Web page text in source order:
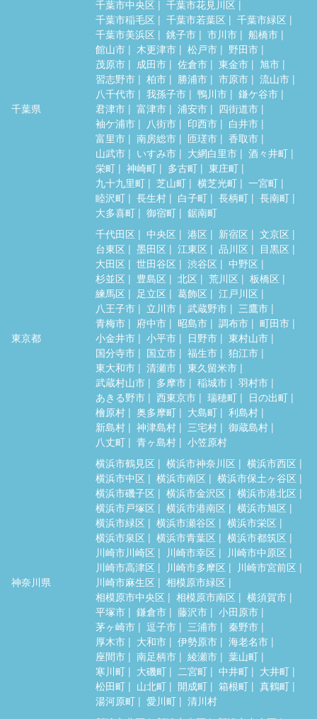
千葉県
千葉市中央区
千葉市花見川区
千葉市稲毛区
千葉市若葉区
千葉市緑区
千葉市美浜区
銚子市 市川市
船橋市
館山市
木更津市 松戸市
野田市
茂原市
成田市 佐倉市 東金市
旭市
習志野市
柏市 勝浦市 市原市
流山市
八千代市
我孫子市 鴨川市
鎌ケ谷市
君津市
富津市 浦安市
四街道市
袖ケ浦市
八街市 印西市
白井市
富里市
南房総市 匝瑳市
香取市
山武市
いすみ市 大網白里市
酒々井町
栄町
神崎町 多古町
東庄町
九十九里町
芝山町 横芝光町
一宮町
睦沢町
長生村 白子町 長柄町
長南町
大多喜町
御宿町 鋸南町
東京都
千代田区 中央区 港区 新宿区
文京区
台東区
墨田区 江東区 品川区
目黒区
大田区
世田谷区 渋谷区
中野区
杉並区
豊島区 北区 荒川区
板橋区
練馬区
足立区 葛飾区
江戸川区
八王子市
立川市 武蔵野市
三鷹市
青梅市
府中市 昭島市 調布市
町田市
小金井市
小平市 日野市
東村山市
国分寺市
国立市 福生市
狛江市
東大和市
清瀬市
東久留米市
武蔵村山市
多摩市 稲城市
羽村市
あきる野市
西東京市 瑞穂町
日の出町
檜原村
奥多摩町 大島町
利島村
新島村
神津島村 三宅村
御蔵島村
八丈町
青ヶ島村 小笠原村
神奈川県
横浜市鶴見区 横浜市神奈川区
横浜市西区
横浜市中区
横浜市南区
横浜市保土ヶ谷区
横浜市磯子区
横浜市金沢区
横浜市港北区
横浜市戸塚区
横浜市港南区
横浜市旭区
横浜市緑区
横浜市瀬谷区
横浜市栄区
横浜市泉区
横浜市青葉区
横浜市都筑区
川崎市川崎区
川崎市幸区
川崎市中原区
川崎市高津区
川崎市多摩区
川崎市宮前区
川崎市麻生区
相模原市緑区
相模原市中央区
相模原市南区
横須賀市
平塚市
鎌倉市 藤沢市
小田原市
茅ヶ崎市
逗子市 三浦市
秦野市
厚木市
大和市 伊勢原市
海老名市
座間市
南足柄市 綾瀬市
葉山町
寒川町
大磯町 二宮町 中井町
大井町
松田町
山北町 開成町 箱根町
真鶴町
湯河原町
愛川町 清川村